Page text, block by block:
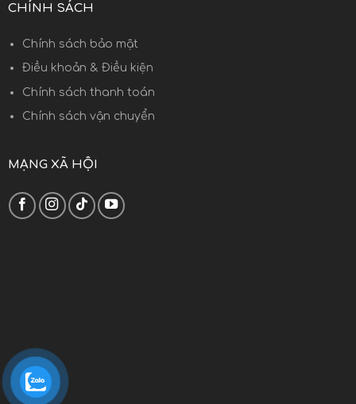
CHÍNH SÁCH
Chính sách bảo mật
Điều khoản & Điều kiện
Chính sách thanh toán
Chính sách vận chuyển
MẠNG XÃ HỘI